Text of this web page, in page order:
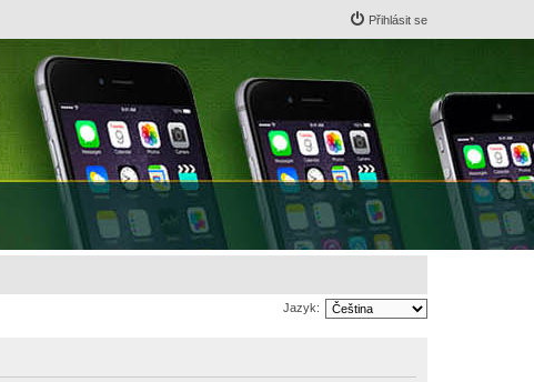
Přihlásit se
Jazyk: